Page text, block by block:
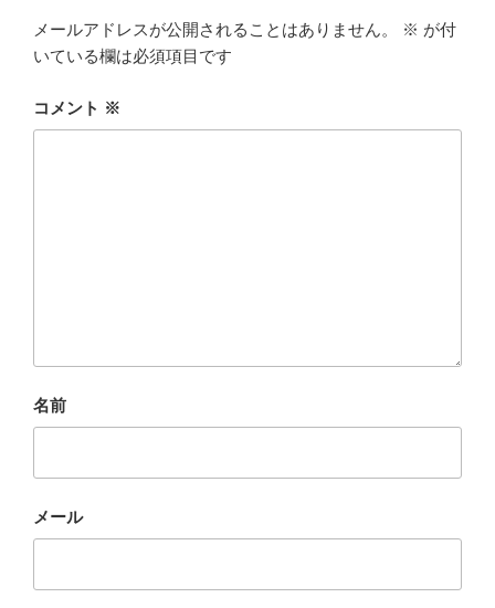
メールアドレスが公開されることはありません。 ※ が付
いている欄は必須項目です
コメント ※
名前
メール